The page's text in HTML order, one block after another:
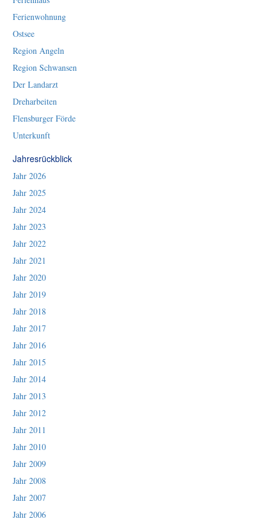
Ferienwohnung
Ostsee
Region Angeln
Region Schwansen
Der Landarzt
Dreharbeiten
Flensburger Förde
Unterkunft
Jahresrückblick
Jahr 2026
Jahr 2025
Jahr 2024
Jahr 2023
Jahr 2022
Jahr 2021
Jahr 2020
Jahr 2019
Jahr 2018
Jahr 2017
Jahr 2016
Jahr 2015
Jahr 2014
Jahr 2013
Jahr 2012
Jahr 2011
Jahr 2010
Jahr 2009
Jahr 2008
Jahr 2007
Jahr 2006